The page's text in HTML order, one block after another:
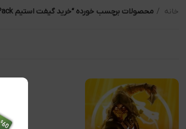
خانه محصولات برچسب خورده “خرید گیفت استیم Mortal Kombat 11 Kombat Pack”